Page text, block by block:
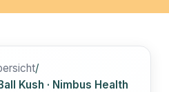
/
Kush · Nimbus Health